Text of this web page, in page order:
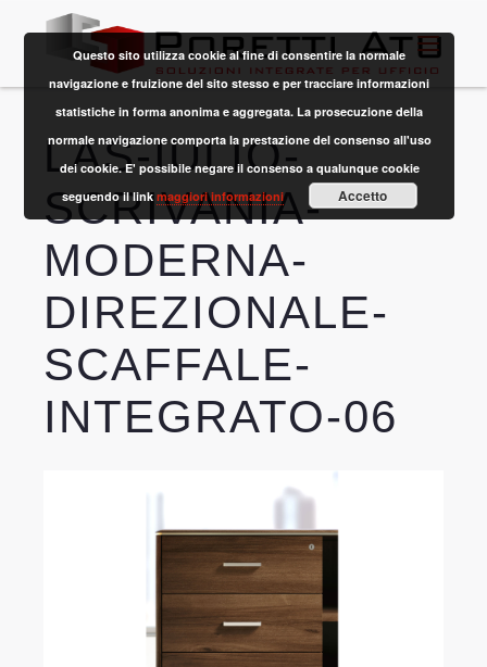
LAS-IULIO-
SCRIVANIA-
MODERNA-
DIREZIONALE-
SCAFFALE-
INTEGRATO-06
Questo sito utilizza cookie al fine di consentire la normale
navigazione e fruizione del sito stesso e per tracciare informazioni
statistiche in forma anonima e aggregata. La prosecuzione della
normale navigazione comporta la prestazione del consenso all'uso
dei cookie. E' possibile negare il consenso a qualunque cookie
seguendo il linkmaggiori informazioni Accetto